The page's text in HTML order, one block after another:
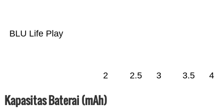
BLU Life Play
2 2.5 3 3.5 4
Kapasitas Baterai (mAh)